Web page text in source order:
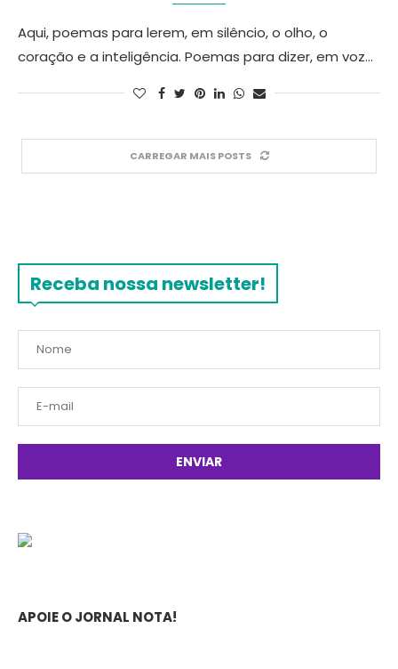
Aqui, poemas para lerem, em silêncio, o olho, o
coração e a inteligência. Poemas para dizer, em voz…
CARREGAR MAIS POSTS
Receba nossa newsletter!
APOIE O JORNAL NOTA!